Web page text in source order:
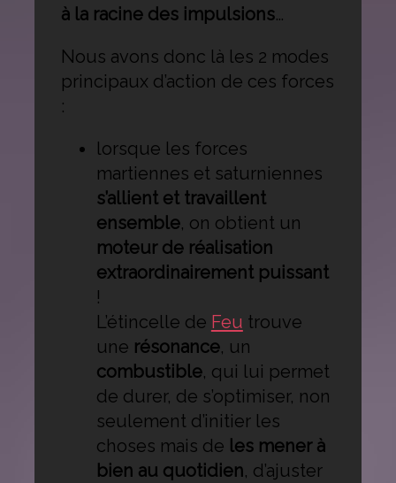
à la racine des impulsions…
Nous avons donc là les 2 modes
principaux d’action de ces forces
:
lorsque les forces
martiennes et saturniennes
s’allient et travaillent
ensemble, on obtient un
moteur de réalisation
extraordinairement puissant
!
L’étincelle de Feu trouve
une résonance, un
combustible, qui lui permet
de durer, de s’optimiser, non
seulement d’initier les
choses mais de les mener à
bien au quotidien, d’ajuster